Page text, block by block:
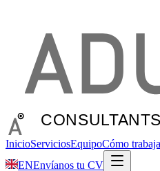
InicioServiciosEquipoCómo
ENEnvíanos tu CV